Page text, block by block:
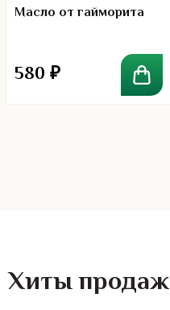
5.00
Масло от гайморита
580 ₽
Хиты продаж